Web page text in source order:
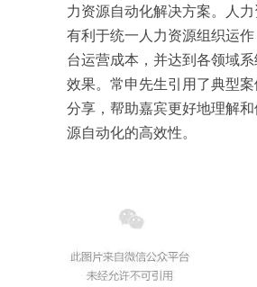
力资源自动化解决方案。人
有利于统一人力资源组织运
台运营成本，并达到各领域
效果。常申先生引用了典型
分享，帮助嘉宾更好地理解
源自动化的高效性。